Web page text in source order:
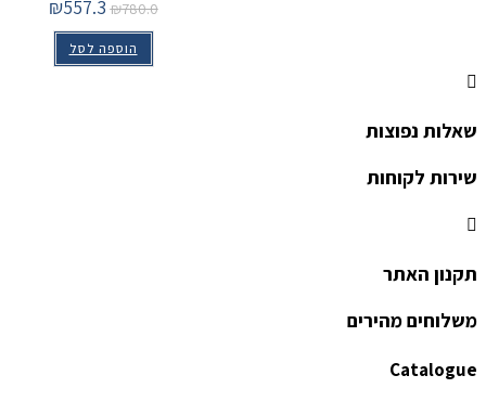
₪780.0 המחיר
המקורי
היה:
₪780.0.
₪557.3 המחיר
הנוכחי
₪557.3.
הוספה לסל
שאלות נפוצות
שירות לקוחות
תקנון האתר
משלוחים מהירים
Catalogue